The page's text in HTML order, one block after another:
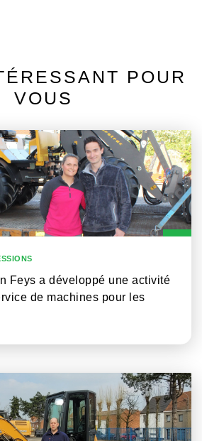
POUR
VOUS
Feys a développé une activité
de machines pour les